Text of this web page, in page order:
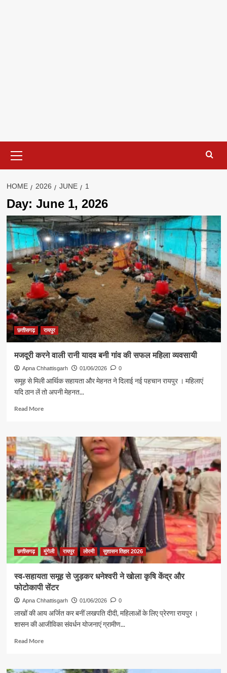
Menu
HOME 2026 JUNE 1
Day: June 1, 2026
छत्तीसगढ़ रायपुर
मजदूरी करने वाली रानी यादव बनी गांव की सफल महिला व्यवसायी
Apna Chhattisgarh 01/06/2026 0
समूह से मिली आर्थिक सहायता और मेहनत ने दिलाई नई पहचान रायपुर । महिलाएं
यदि ठान लें तो अपनी मेहनत...
Read MoreRead
मजदूरी
करने
वाली
रानी
यादव
बनी
गांव
की
सफल
महिला
व्यवसायी
छत्तीसगढ़ मुंगेली रायपुर लोरमी सुशासन तिहार 2026
स्व-सहायता समूह से जुड़कर धनेश्वरी ने खोला कृषि केंद्र और
फोटोकापी सेंटर
Apna Chhattisgarh 01/06/2026 0
लाखों की आय अर्जित कर बनीं लखपति दीदी, महिलाओं के लिए प्रेरणा रायपुर ।
शासन की आजीविका संवर्धन योजनाएं ग्रामीण...
Read MoreRead
स्व-